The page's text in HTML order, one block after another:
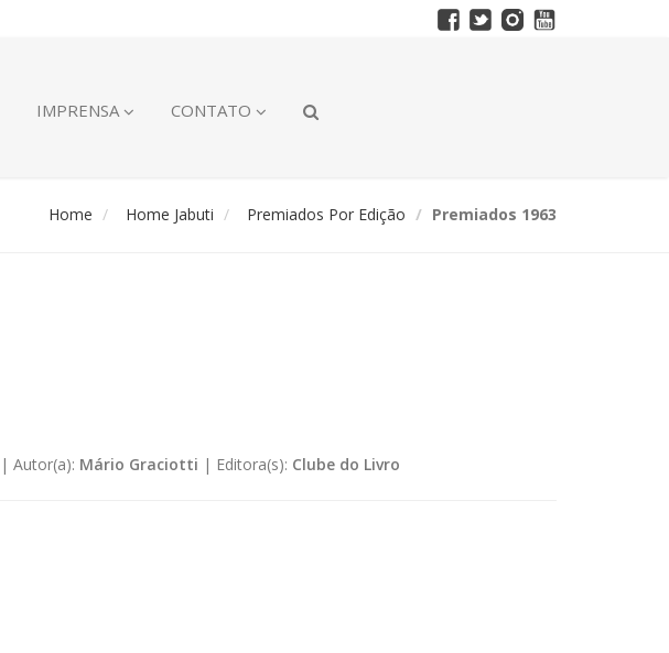
IMPRENSA CONTATO
Home Home Jabuti Premiados Por Edição Premiados 1963
| Autor(a): Mário Graciotti | Editora(s): Clube do Livro